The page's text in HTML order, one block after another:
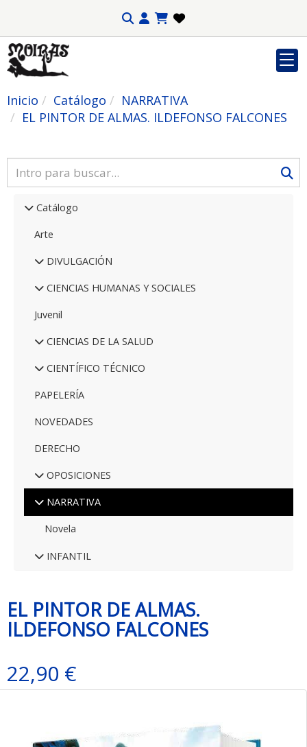
Inicio Catálogo
NARRATIVA
EL PINTOR DE ALMAS. ILDEFONSO FALCONES
Catálogo
Arte
DIVULGACIÓN
CIENCIAS HUMANAS Y SOCIALES
Juvenil
CIENCIAS DE LA SALUD
CIENTÍFICO TÉCNICO
PAPELERÍA
NOVEDADES
DERECHO
OPOSICIONES
NARRATIVA
Novela
INFANTIL
EL PINTOR DE ALMAS.
ILDEFONSO FALCONES
22,90 €